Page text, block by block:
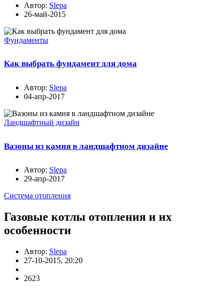
Автор: Slepa
26-май-2015
Фундаменты
Как выбрать фундамент для дома
Автор: Slepa
04-апр-2017
Ландшафтный дизайн
Вазоны из камня в ландшафтном дизайне
Автор: Slepa
29-апр-2017
Система отопления
Газовые котлы отопления и их
особенности
Автор: Slepa
27-10-2015, 20:20
2623